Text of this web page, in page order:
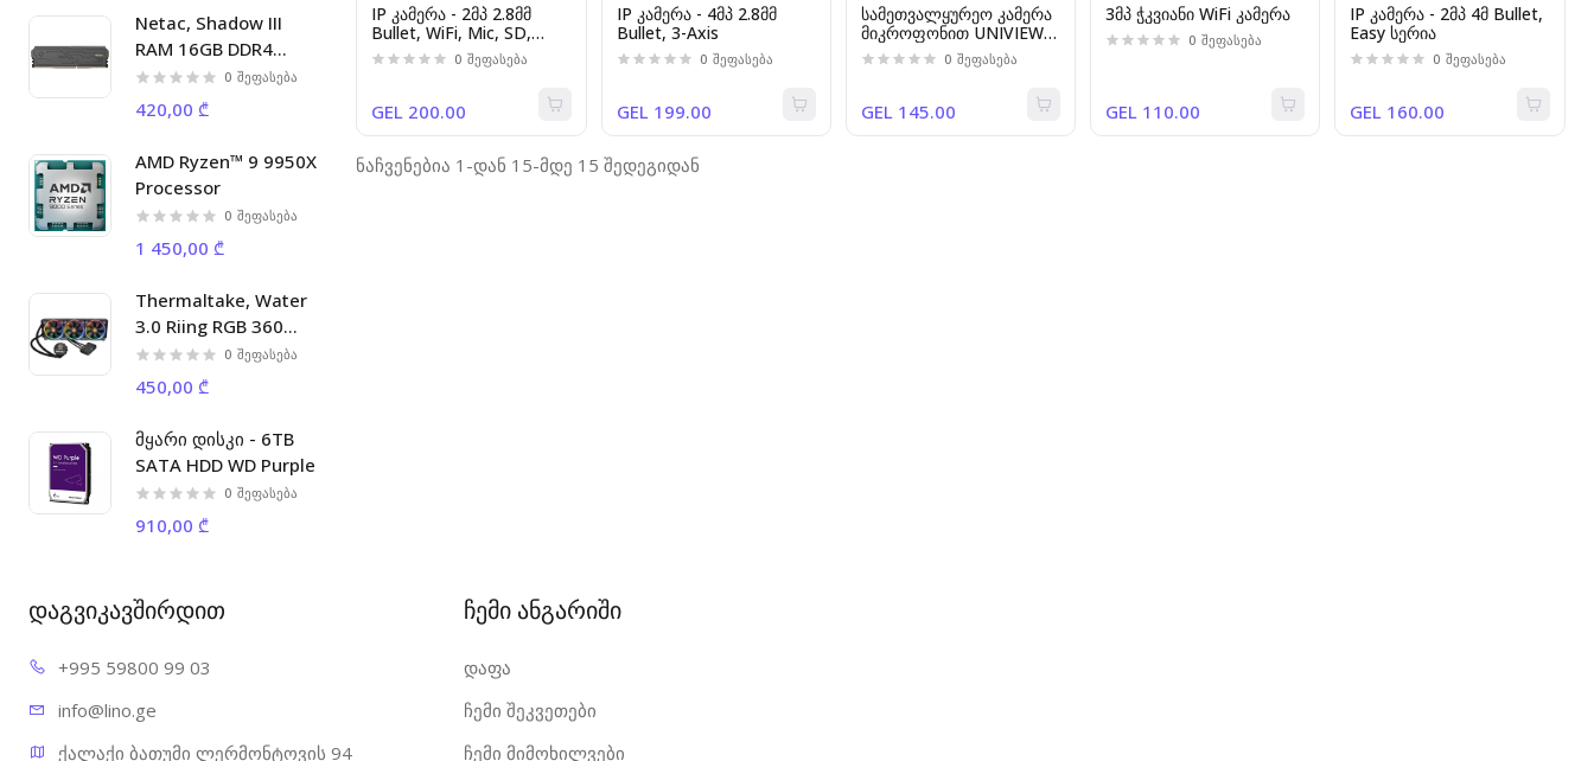
Netac, Shadow III
RAM 16GB DDR4
3200MHz C16 DIMM.
0 შეფასება
420,00 ₾
AMD Ryzen™ 9 9950X
Processor
0 შეფასება
1 450,00 ₾
Thermaltake, Water
3.0 Riing RGB 360
Liquid Cooler
0 შეფასება
450,00 ₾
მყარი დისკი - 6TB
SATA HDD WD Purple
0 შეფასება
910,00 ₾
IP კამერა - 2მპ 2.8მმ
Bullet, WiFi, Mic, SD,
ANR, HBD, Uniview
[IPC2122LB-AF28WK-G]
0 შეფასება
GEL 200.00
IP კამერა - 4მპ 2.8მმ
Bullet, 3-Axis
0 შეფასება
GEL 199.00
სამეთვალყურეო კამერა
მიკროფონით UNIVIEW
IPC3612LB-AF28-A2 2MP
2.8mm indoor Turret IP
Card, Mic.
0 შეფასება
GEL 145.00
3მპ ჭკვიანი WiFi კამერა
0 შეფასება
GEL 110.00
IP კამერა - 2მპ 4მ Bullet,
Easy სერია
0 შეფასება
GEL 160.00
ნაჩვენებია 1-დან 15-მდე 15 შედეგიდან
დაგვიკავშირდით
+995 59800 99 03
info@lino.ge
ქალაქი ბათუმი ლერმონტოვის 94
ჩემი ანგარიში
დაფა
ჩემი შეკვეთები
ჩემი მიმოხილვები